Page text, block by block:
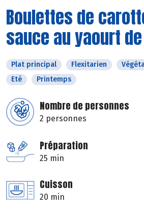
Boulettes de
sauce au yaourt
Plat principal Flexitarien
Eté
Printemps
Nombre de personnes
2 personnes
Préparation
25 min
Cuisson
20 min